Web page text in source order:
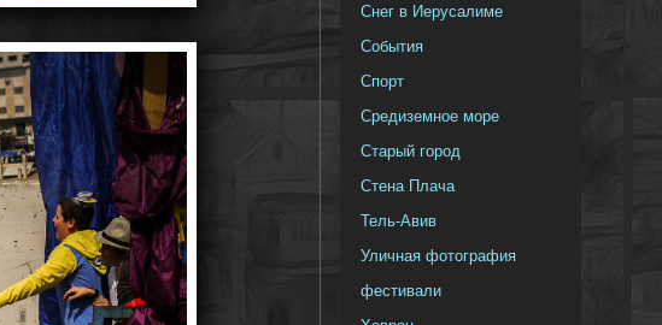
Снег в Иерусалиме
События
Спорт
Средиземное море
Старый город
Стена Плача
Тель-Авив
Уличная фотография
фестивали